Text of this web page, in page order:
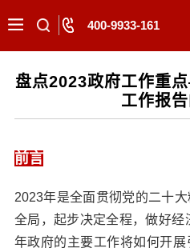
400-9933-161
盘点2023政府工作重
工作报
前言
2023年是全面贯彻党的二十
全局，起步决定全程，做好
年政府的主要工作将如何开展